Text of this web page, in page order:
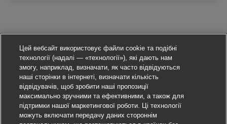
Цей вебсайт використовує файли cookie та подібні
технології (надалі — «технології»), які дають нам
змогу, наприклад, визначати, як часто відвідуються
наші сторінки в інтернеті, визначати кількість
відвідувачів, щоб зробити наші пропозиції
максимально зручними та ефективними, а також для
підтримки нашої маркетингової роботи. Ці технології
можуть включати передачу даних стороннім